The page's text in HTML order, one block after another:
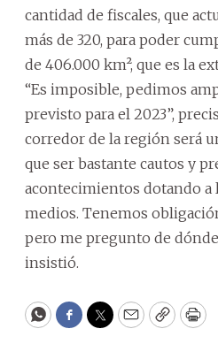
cantidad de fiscales, que
más de 320, para poder
de 406.000 km², que es la
“Es imposible, pedimos
previsto para el 2023”,
corredor de la región será
que ser bastante cautos y
acontecimientos dotando a
medios. Tenemos
pero me pregunto de
insistió.
WhatsApp
Facebook
Twitter
EmailCopy